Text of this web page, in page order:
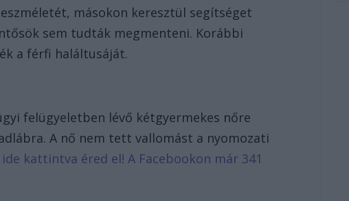
másokon keresztül segítséget
sem tudták megmenteni. Korábbi
a férfi haláltusáját.
felügyeletben lévő kétgyermekes nőre
A nő nem tett vallomást a nyomozati
kattintva éred el! A Facebookon már 341